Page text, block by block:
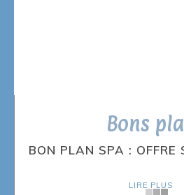
Bons
BON PLAN SPA : OFFRE
LIRE PLUS